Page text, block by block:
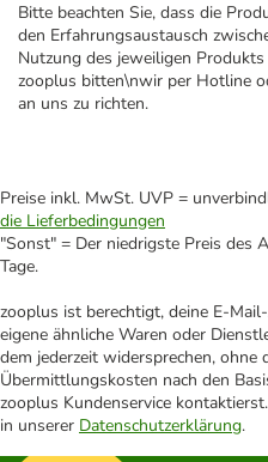
Bitte beachten Sie, dass die
den Erfahrungsaustausch
Nutzung des jeweiligen
zooplus bitten\nwir per Hotline
an uns zu richten.
Preise inkl. MwSt. UVP =
die Lieferbedingungen
"Sonst" = Der niedrigste Preis des
Tage.
zooplus ist berechtigt, deine E-
eigene ähnliche Waren oder
dem jederzeit widersprechen, ohne
Übermittlungskosten nach den
zooplus Kundenservice
in unserer Datenschutzerklärung.